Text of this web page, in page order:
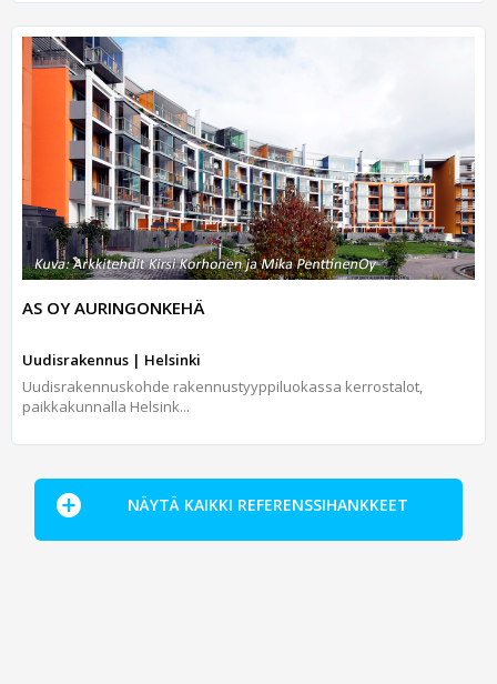
AS OY AURINGONKEHÄ
Uudisrakennus | Helsinki
Uudisrakennuskohde rakennustyyppiluokassa kerrostalot,
paikkakunnalla Helsink...
NÄYTÄ KAIKKI REFERENSSIHANKKEET